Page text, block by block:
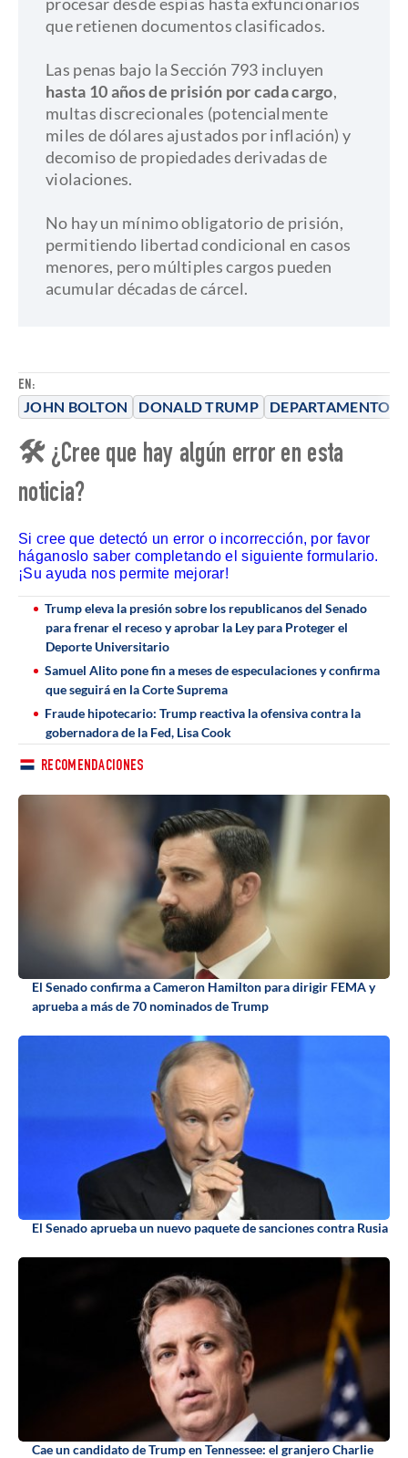
EN:
JOHN BOLTON DONALD TRUMP DEPARTAMENTO
que retienen documentos clasificados.
Las penas bajo la Sección 793 incluyen
hasta 10 años de prisión por cada cargo,
multas discrecionales (potencialmente
miles de dólares ajustados por inflación) y
decomiso de propiedades derivadas de
violaciones.
No hay un mínimo obligatorio de prisión,
permitiendo libertad condicional en casos
menores, pero múltiples cargos pueden
acumular décadas de cárcel.
🛠 ¿Cree que hay algún error en esta
noticia?
Si cree que detectó un error o incorrección, por favor
háganoslo saber completando el siguiente formulario.
¡Su ayuda nos permite mejorar!
Trump eleva la presión sobre los republicanos del Senado
para frenar el receso y aprobar la Ley para Proteger el
Deporte Universitario
Samuel Alito pone fin a meses de especulaciones y confirma
que seguirá en la Corte Suprema
Fraude hipotecario: Trump reactiva la ofensiva contra la
gobernadora de la Fed, Lisa Cook
RECOMENDACIONES
El Senado confirma a Cameron Hamilton para dirigir FEMA y
aprueba a más de 70 nominados de Trump
El Senado aprueba un nuevo paquete de sanciones contra Rusia
Cae un candidato de Trump en Tennessee: el granjero Charlie